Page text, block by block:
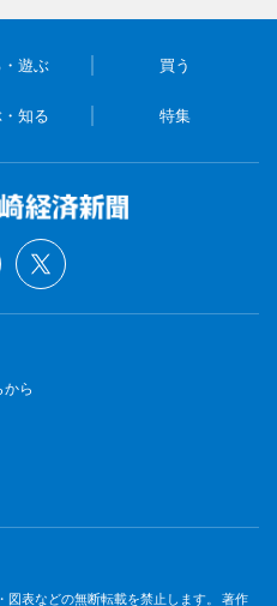
・遊ぶ 買う
知る 特集
ら
表などの無断転載を禁止します。 著作